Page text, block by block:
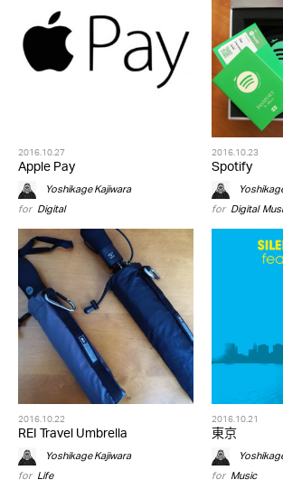
2016.10.27
Apple Pay
Yoshikage Kajiwara
for Digital
2016.10.23
Spotify
for Digital,
2016.10.22
REI Travel Umbrella
Yoshikage Kajiwara
for Life
2016.10.21
東京
for Music